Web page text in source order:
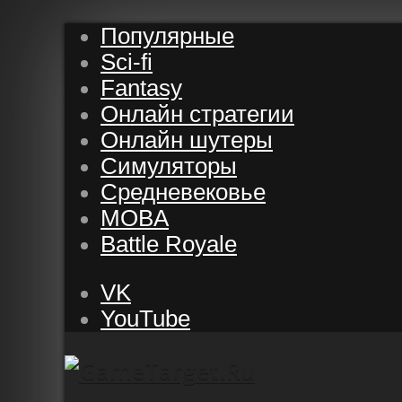
Популярные
Sci-fi
Fantasy
Онлайн стратегии
Онлайн шутеры
Симуляторы
Средневековье
MOBA
Battle Royale
VK
YouTube